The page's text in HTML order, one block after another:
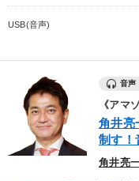
USB(音声)
音声
《アマ
角井亮
制す！
角井亮